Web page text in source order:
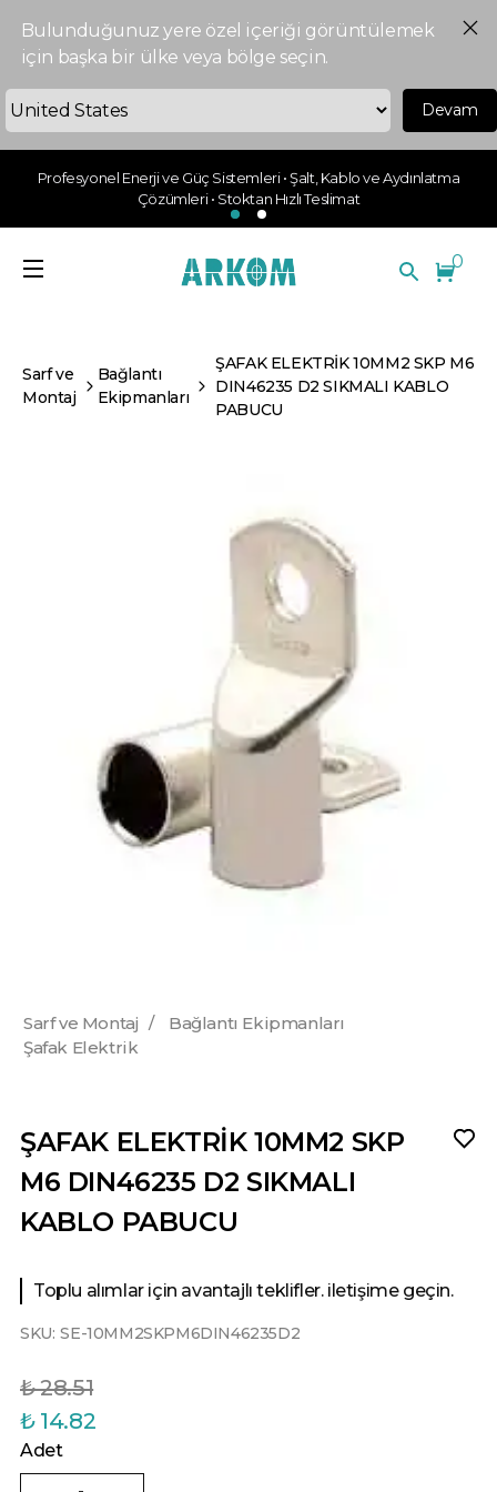
Bulunduğunuz yere özel içeriği görüntülemek
için başka bir ülke veya bölge seçin.
Devam
Profesyonel Enerji ve Güç Sistemleri • Şalt, Kablo ve Aydınlatma
Çözümleri • Stoktan Hızlı Teslimat
0
Sarf ve
Montaj
Bağlantı
Ekipmanları
ŞAFAK ELEKTRİK 10MM2 SKP M6
DIN46235 D2 SIKMALI KABLO
PABUCU
Sarf ve Montaj /
Bağlantı Ekipmanları
Şafak Elektrik
ŞAFAK ELEKTRİK 10MM2 SKP
M6 DIN46235 D2 SIKMALI
KABLO PABUCU
Toplu alımlar için avantajlı teklifler. iletişime geçin.
SKU: SE-10MM2SKPM6DIN46235D2
₺ 28.51
₺ 14.82
Adet